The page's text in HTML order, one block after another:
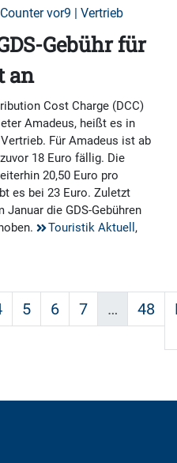
vor9 | Vertrieb
Gebühr für
an
Cost Charge (DCC)
Amadeus, heißt es in
Für Amadeus ist ab
18 Euro fällig. Die
20,50 Euro pro
es bei 23 Euro. Zuletzt
die GDS-Gebühren
Touristik Aktuell ,
5 6 7 … 48